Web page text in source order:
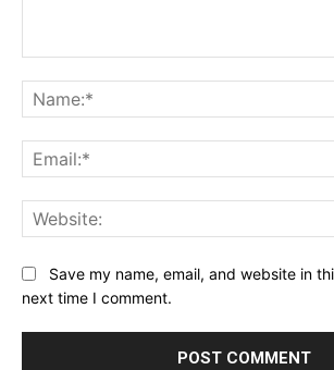
Save my name, email, and website in
next time I comment.